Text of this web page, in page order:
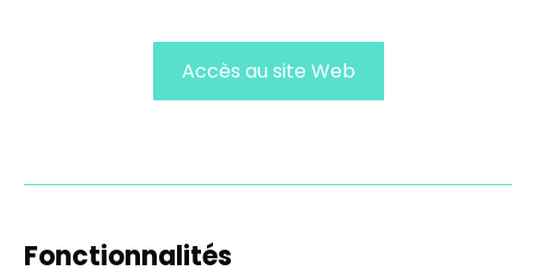
Accès au site Web
Fonctionnalités